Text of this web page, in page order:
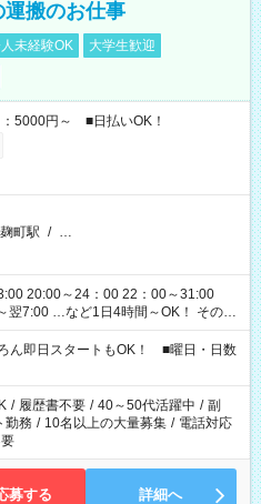
搬のお仕事
未経験OK
大学生歓迎
5000円～ ■日払いOK！
麹町駅 / …
20:00～24：00 22：00～31:00
…など1日4時間～OK！ その他
気軽にご相談ください！
ん即日スタートもOK！ ■曜日・日数
/ 履歴書不要 / 40～50代活躍中 / 副
勤務 / 10名以上の大量募集 / 電話対応
募する 詳細へ